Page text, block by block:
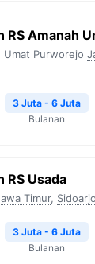
RS Amanah
Umat Purworejo
3 Juta - 6 Juta
Bulanan
RS Usada
Timur, Sidoarjo
3 Juta - 6 Juta
Bulanan